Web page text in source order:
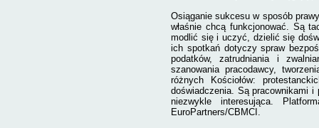
Osiąganie sukcesu w sposób
właśnie chcą funkcjonować. Są
modlić się i uczyć, dzielić się
ich spotkań dotyczy spraw
podatków, zatrudniania i
szanowania pracodawcy,
różnych Kościołów:
doświadczenia. Są pracownikami i
niezwykle interesująca.
EuroPartners/CBMCI.